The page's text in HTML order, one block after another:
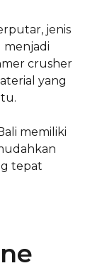
jenis
menjadi
crusher
yang
memiliki
tepat